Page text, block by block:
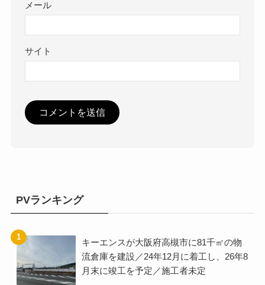
メール
サイト
PVランキング
キーエンスが大阪府高槻市に81千㎡の物
流倉庫を建設／24年12月に着工し、26年8
月末に竣工を予定／施工者未定